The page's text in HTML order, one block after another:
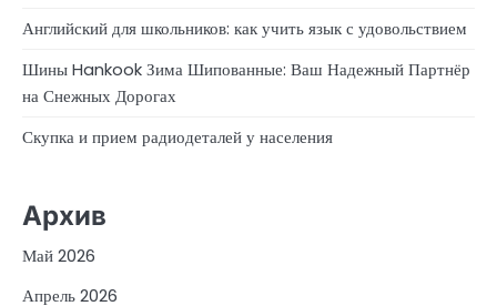
Английский для школьников: как учить язык с удовольствием
Шины Hankook Зима Шипованные: Ваш Надежный Партнёр
на Снежных Дорогах
Скупка и прием радиодеталей у населения
Архив
Май 2026
Апрель 2026